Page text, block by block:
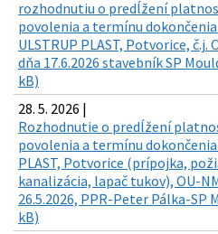
rozhodnutiu o predĺžení
povolenia a termínu
ULSTRUP PLAST, Potvorice, č.j.
dňa 17.6.2026 stavebník SP
kB)
28. 5. 2026 |
Rozhodnutie o predĺžení
povolenia a termínu dokončenia
PLAST, Potvorice (prípojka,
kanalizácia, lapač tukov), OU-
26.5.2026, PPR-Peter Pálka-SP
kB)